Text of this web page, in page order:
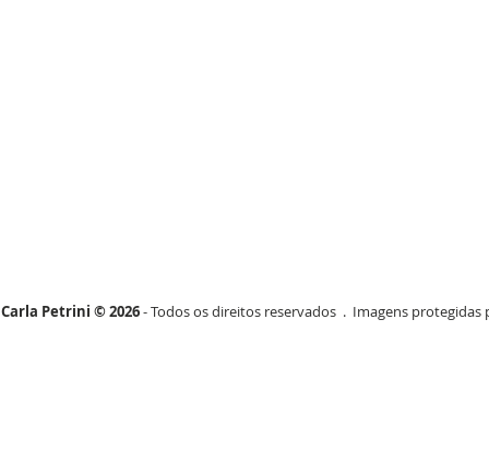
Carla Petrini © 2026- Todos os direitos reservados . Imagens